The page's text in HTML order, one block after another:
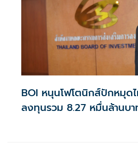
BOI หนุนโฟโตนิกส์ปักหมุด
ลงทุนรวม 8.27 หมื่นล้านบา